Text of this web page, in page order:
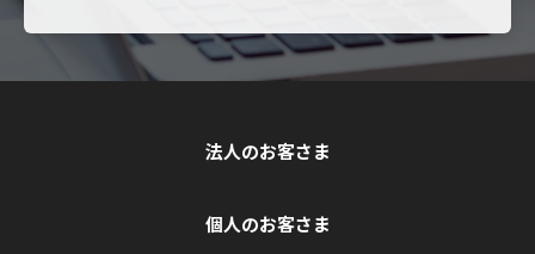
法人のお客さま
個人のお客さま